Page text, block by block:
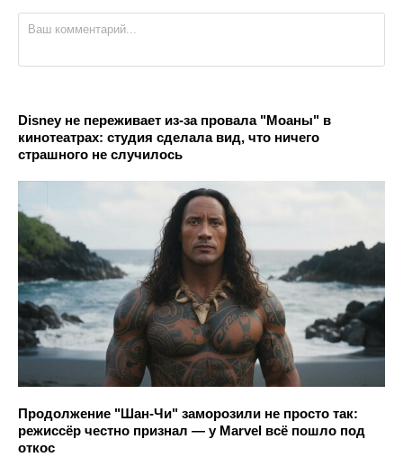
Disney не переживает из-за провала "Моаны" в
кинотеатрах: студия сделала вид, что ничего
страшного не случилось
Продолжение "Шан-Чи" заморозили не просто так:
режиссёр честно признал — у Marvel всё пошло под
откос